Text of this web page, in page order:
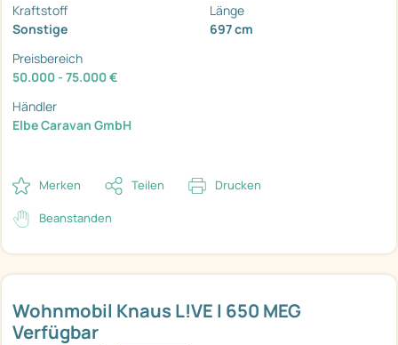
Wohnmobil Knaus L!VE I 650 MEG
Verfügbar
Kraftstoff
Sonstige
Länge
697 cm
Preisbereich
50.000 - 75.000 €
Händler
Elbe Caravan GmbH
Merken Teilen Drucken
Beanstanden